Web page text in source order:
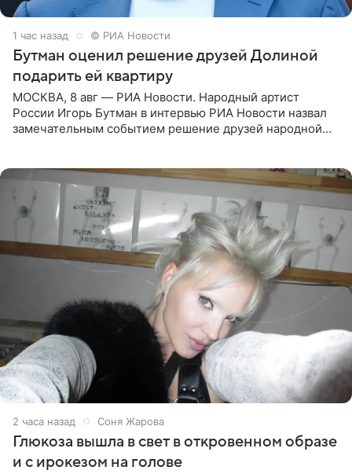
1 час назад © РИА Новости
Бутман оценил решение друзей Долиной
подарить ей квартиру
МОСКВА, 8 авг — РИА Новости. Народный артист
России Игорь Бутман в интервью РИА Новости назвал
замечательным событием решение друзей народной
2 часа назад Соня Жарова
Глюкоза вышла в свет в откровенном образе
и с ирокезом на голове